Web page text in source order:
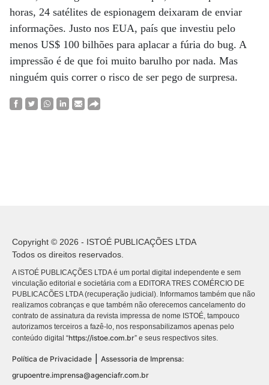
horas, 24 satélites de espionagem deixaram de enviar
informações. Justo nos EUA, país que investiu pelo
menos US$ 100 bilhões para aplacar a fúria do bug. A
impressão é de que foi muito barulho por nada. Mas
ninguém quis correr o risco de ser pego de surpresa.
Copyright © 2026 - ISTOÉ PUBLICAÇÕES LTDA
Todos os direitos reservados.
A ISTOÉ PUBLICAÇÕES LTDA é um portal digital independente e sem
vinculação editorial e societária com a EDITORA TRES COMÉRCIO DE
PUBLICACÕES LTDA (recuperação judicial). Informamos também que não
realizamos cobranças e que também não oferecemos cancelamento do
contrato de assinatura da revista impressa de nome ISTOÉ, tampouco
autorizamos terceiros a fazê-lo, nos responsabilizamos apenas pelo
conteúdo digital “https://istoe.com.br” e seus respectivos sites.
Política de Privacidade
Assessoria de Imprensa:
grupoentre.imprensa@agenciafr.com.br